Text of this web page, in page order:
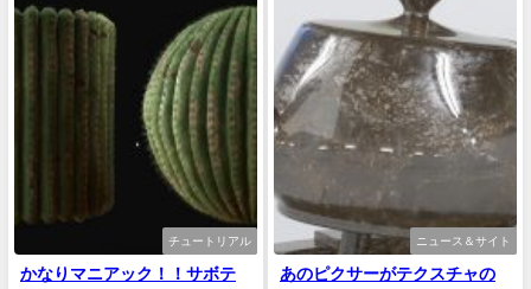
チュートリアル
かなりマニアック！！サボテ
ニュース＆サイト
あのピクサーがテクスチャの